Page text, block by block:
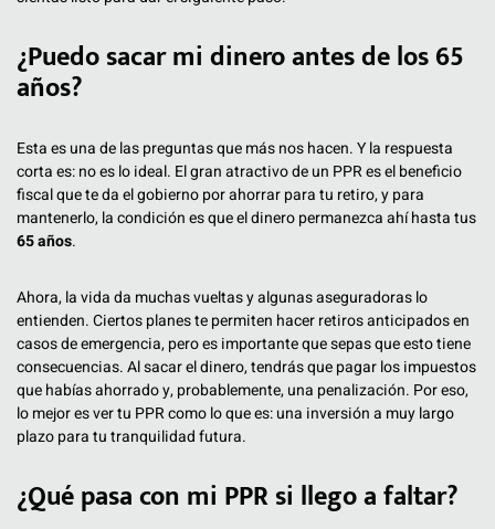
¿Puedo sacar mi dinero antes de los 65
años?
Esta es una de las preguntas que más nos hacen. Y la respuesta
corta es: no es lo ideal. El gran atractivo de un PPR es el beneficio
fiscal que te da el gobierno por ahorrar para tu retiro, y para
mantenerlo, la condición es que el dinero permanezca ahí hasta tus
65 años.
Ahora, la vida da muchas vueltas y algunas aseguradoras lo
entienden. Ciertos planes te permiten hacer retiros anticipados en
casos de emergencia, pero es importante que sepas que esto tiene
consecuencias. Al sacar el dinero, tendrás que pagar los impuestos
que habías ahorrado y, probablemente, una penalización. Por eso,
lo mejor es ver tu PPR como lo que es: una inversión a muy largo
plazo para tu tranquilidad futura.
¿Qué pasa con mi PPR si llego a faltar?